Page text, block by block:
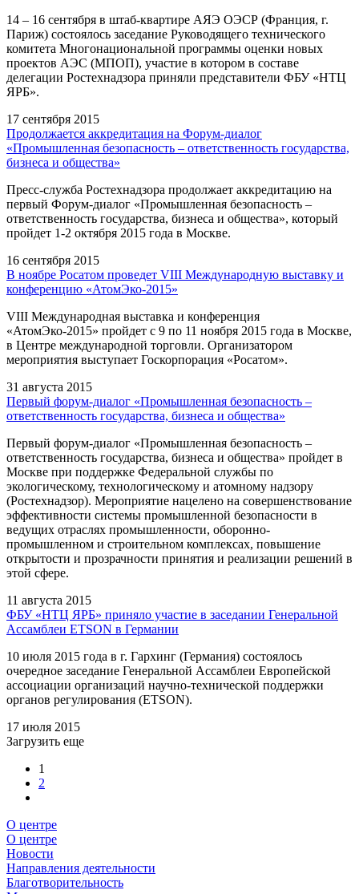
14 – 16 сентября в штаб-квартире АЯЭ ОЭСР (Франция, г.
Париж) состоялось заседание Руководящего технического
комитета Многонациональной программы оценки новых
проектов АЭС (МПОП), участие в котором в составе
делегации Ростехнадзора приняли представители ФБУ «НТЦ
ЯРБ».
17 сентября 2015
Продолжается аккредитация на Форум-диалог
«Промышленная безопасность – ответственность государства,
бизнеса и общества»
Пресс-служба Ростехнадзора продолжает аккредитацию на
первый Форум-диалог «Промышленная безопасность –
ответственность государства, бизнеса и общества», который
пройдет 1-2 октября 2015 года в Москве.
16 сентября 2015
В ноябре Росатом проведет VIII Международную выставку и
конференцию «АтомЭко-2015»
VIII Международная выставка и конференция
«АтомЭко-2015» пройдет с 9 по 11 ноября 2015 года в Москве,
в Центре международной торговли. Организатором
мероприятия выступает Госкорпорация «Росатом».
31 августа 2015
Первый форум-диалог «Промышленная безопасность –
ответственность государства, бизнеса и общества»
Первый форум-диалог «Промышленная безопасность –
ответственность государства, бизнеса и общества» пройдет в
Москве при поддержке Федеральной службы по
экологическому, технологическому и атомному надзору
(Ростехнадзор). Мероприятие нацелено на совершенствование
эффективности системы промышленной безопасности в
ведущих отраслях промышленности, оборонно-
промышленном и строительном комплексах, повышение
открытости и прозрачности принятия и реализации решений в
этой сфере.
11 августа 2015
ФБУ «НТЦ ЯРБ» приняло участие в заседании Генеральной
Ассамблеи ETSON в Германии
10 июля 2015 года в г. Гархинг (Германия) состоялось
очередное заседание Генеральной Ассамблеи Европейской
ассоциации организаций научно-технической поддержки
органов регулирования (ETSON).
17 июля 2015
Загрузить еще
1
2
О центре
О центре
Новости
Направления деятельности
Благотворительность